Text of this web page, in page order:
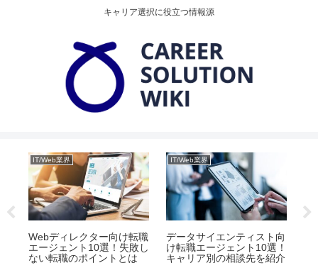
キャリア選択に役立つ情報源
IT/Web業界
Webディレクター向け転職
エージェント10選！失敗し
ない転職のポイントとは
IT/Web業界
データサイエンティスト向
け転職エージェント10選！
キャリア別の相談先を紹介